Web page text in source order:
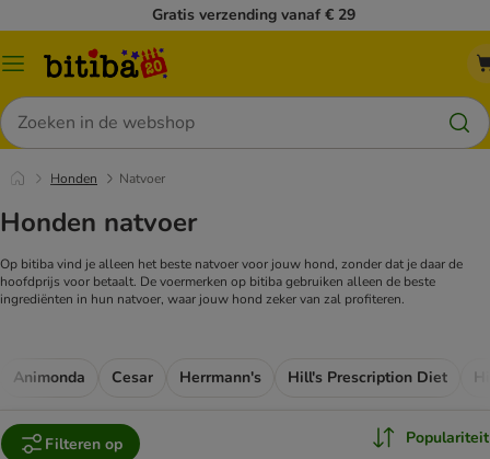
Gratis verzending vanaf € 29
Catalogusmenu
Zoeken
Honden Natvoer
Honden natvoer
Op bitiba vind je alleen het beste natvoer voor jouw hond, zonder dat je daar de
hoofdprijs voor betaalt. De voermerken op bitiba gebruiken alleen de beste
ingrediënten in hun natvoer, waar jouw hond zeker van zal profiteren.
Animonda Cesar Herrmann's Hill's Prescription Diet
Filteren op Populariteit